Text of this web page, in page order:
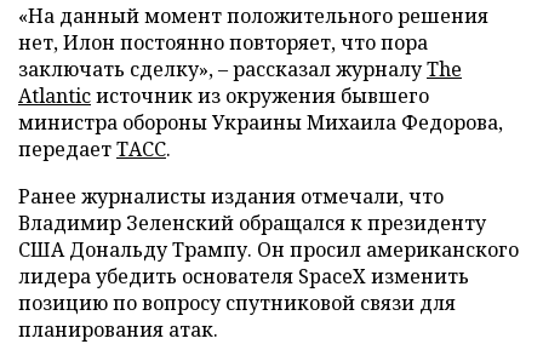
«На данный момент положительного решения
нет, Илон постоянно повторяет, что пора
заключать сделку», – рассказал журналуThe
Atlanticисточник из окружения бывшего
министра обороны Украины Михаила Федорова,
передаетТАСС.
Ранее журналисты издания отмечали, что
Владимир Зеленский обращался к президенту
США Дональду Трампу. Он просил американского
лидера убедить основателя SpaceX изменить
позицию по вопросу спутниковой связи для
планирования атак.